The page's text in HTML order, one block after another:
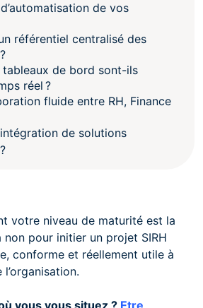
de vos
référentiel centralisé des
de bord sont-ils
réel ?
fluide entre RH, Finance
de solutions
votre niveau de maturité est la
pour initier un projet SIRH
conforme et réellement utile à